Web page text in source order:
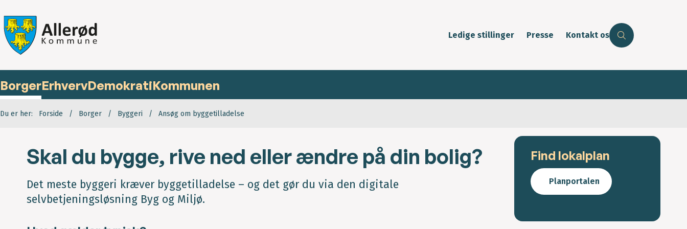
Ledige stillinger Presse Kontakt os
BorgerErhvervDemokratiKommunen
Du er her: Forside Borger Byggeri Ansøg om byggetilladelse
Skal du bygge, rive ned eller ændre på din bolig?
Det meste byggeri kræver byggetilladelse – og det gør du via den digitale
selvbetjeningsløsning Byg og Miljø.
Find lokalplan
Planportalen